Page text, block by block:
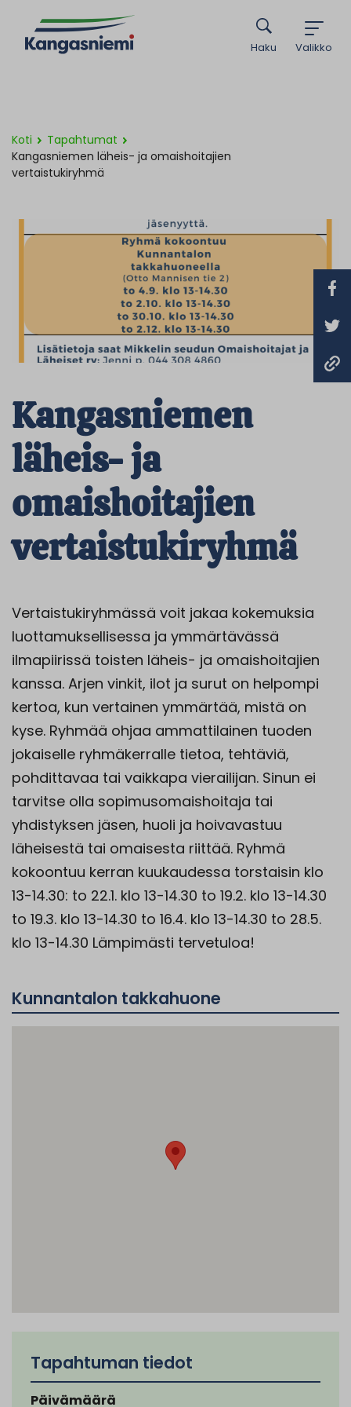
Valikko
Haku
Koti
Tapahtumat
Kangasniemen läheis- ja omaishoitajien
vertaistukiryhmä
Kangasniemen
läheis- ja
omaishoitajien
vertaistukiryhmä
Vertaistukiryhmässä voit jakaa kokemuksia
luottamuksellisessa ja ymmärtävässä
ilmapiirissä toisten läheis- ja omaishoitajien
kanssa. Arjen vinkit, ilot ja surut on helpompi
kertoa, kun vertainen ymmärtää, mistä on
kyse. Ryhmää ohjaa ammattilainen tuoden
jokaiselle ryhmäkerralle tietoa, tehtäviä,
pohdittavaa tai vaikkapa vierailijan. Sinun ei
tarvitse olla sopimusomaishoitaja tai
yhdistyksen jäsen, huoli ja hoivavastuu
läheisestä tai omaisesta riittää. Ryhmä
kokoontuu kerran kuukaudessa torstaisin klo
13-14.30: to 22.1. klo 13-14.30 to 19.2. klo 13-14.30
to 19.3. klo 13-14.30 to 16.4. klo 13-14.30 to 28.5.
klo 13-14.30 Lämpimästi tervetuloa!
Kunnantalon takkahuone
Tapahtuman tiedot
Päivämäärä